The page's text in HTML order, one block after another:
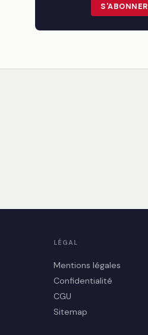
S'ABONNER
LÉGAL
Mentions légales
Confidentialité
CGU
Sitemap